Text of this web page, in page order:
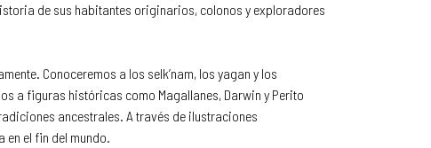
de sus habitantes originarios, colonos y exploradores
Conoceremos a los selk’nam, los yagan y los
a figuras históricas como Magallanes, Darwin y Perito
ancestrales. A través de ilustraciones
el fin del mundo.